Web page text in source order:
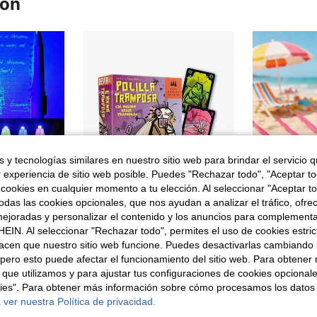
regalo de carnaval, regalo de vacaciones, decoración de graduación, regalo de boda, suministros para fiestas, regalo de dama de honor, vuelta a la escuela
en Fiesta de bodas Otros Favores De Fiesta
en Fiesta de bodas Otros Favores De Fiesta
en Fiesta de bodas Otros Favores De Fiesta
Juego de cartas Mogel Motte Polilla Tramposa Devir-Game / Royal Xiaoqiang Polilla Tramposa
#3 Más vendidos en Papel Otros Favores De Fiesta
4,78€
17 Left
2,72€
y tecnologías similares en nuestro sitio web para brindar el servicio
de sitio web posible. Puedes "Rechazar todo", "Aceptar
en cualquier momento a tu elección. Al seleccionar "Aceptar
las cookies opcionales, que nos ayudan a analizar el tráfico,
y personalizar el contenido y los anuncios para
Al seleccionar "Rechazar todo", permites el uso de cookies
que nuestro sitio web funcione. Puedes desactivarlas cambiando
esto puede afectar el funcionamiento del sitio web. Para obtener
utilizamos y para ajustar tus configuraciones de cookies
Para obtener más información sobre cómo procesamos los datos
nuestra Política de privacidad.